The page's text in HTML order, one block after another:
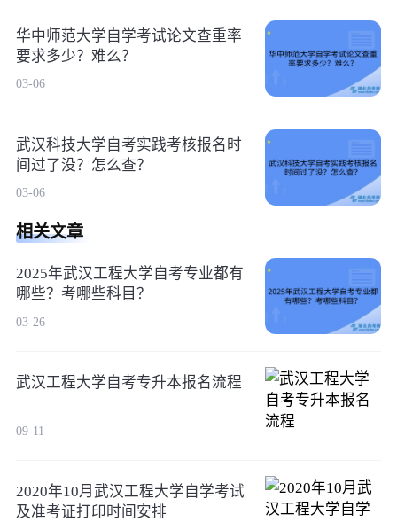
华中师范大学自学考试论文查重率
要求多少？难么？
03-06
武汉科技大学自考实践考核报名时
间过了没？怎么查？
03-06
相关文章
2025年武汉工程大学自考专业都有
哪些？考哪些科目？
03-26
武汉工程大学自考专升本报名流程
09-11
2020年10月武汉工程大学自学考试
及准考证打印时间安排